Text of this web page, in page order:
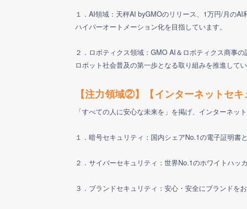
１．AI領域：天秤AI byGMOのリリース、1万円/月の
ハイパーオートメーション化を目指しています。
２．ロボティクス領域：GMO AI＆ロボティクス商事
ロボット社会普及の第一歩となる取り組みを推進してい
【注力領域②】【インターネットセキ
「すべての人に安心な未来を」を掲げ、インターネッ
１．暗号セキュリティ：国内シェアNo.1の電子証明書
２．サイバーセキュリティ：世界No.1のホワイトハッ
３．ブランドセキュリティ：安心・安全にブランドを